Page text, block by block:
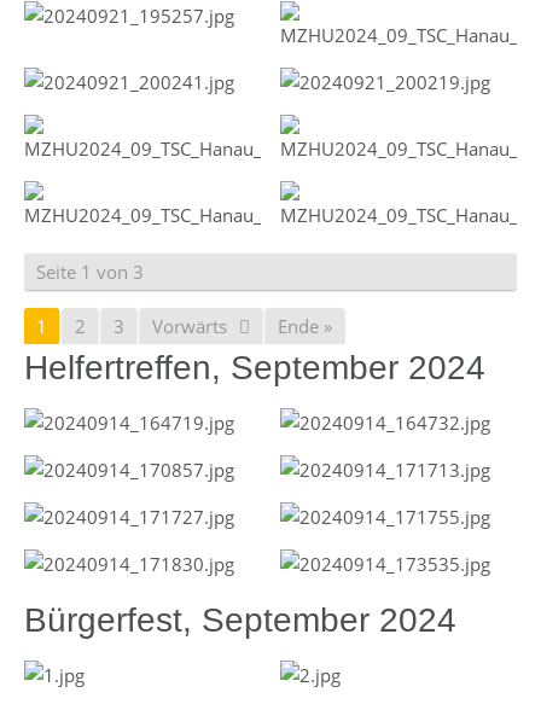
Seite 1 von 3
1 2 3 Vorwärts Ende »
Helfertreffen, September 2024
Bürgerfest, September 2024